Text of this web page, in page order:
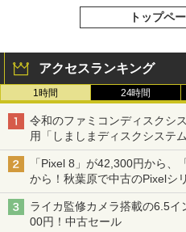
トップペ
アクセスランキング
1時間 24時間
令和のファミコンディスクシ
用「しましまディスクシステム
「Pixel 8」が42,300円から
から！秋葉原で中古のPixelシ
ライカ監修カメラ搭載の6.5
00円！中古セール